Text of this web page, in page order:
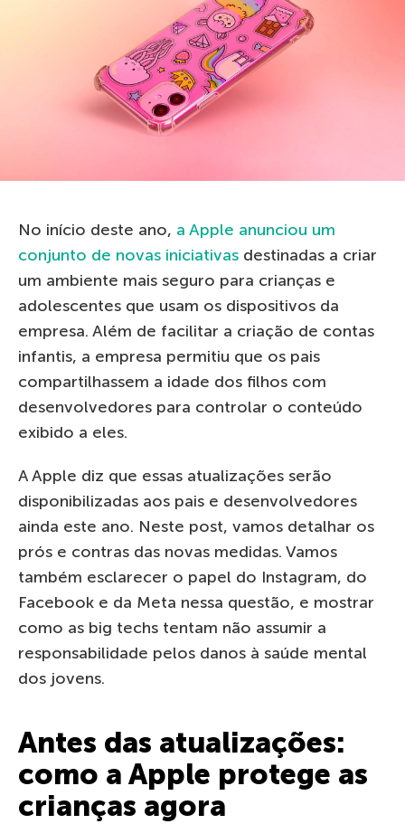
No início deste ano, a Apple anunciou um
conjunto de novas iniciativas destinadas a criar
um ambiente mais seguro para crianças e
adolescentes que usam os dispositivos da
empresa. Além de facilitar a criação de contas
infantis, a empresa permitiu que os pais
compartilhassem a idade dos filhos com
desenvolvedores para controlar o conteúdo
exibido a eles.
A Apple diz que essas atualizações serão
disponibilizadas aos pais e desenvolvedores
ainda este ano. Neste post, vamos detalhar os
prós e contras das novas medidas. Vamos
também esclarecer o papel do Instagram, do
Facebook e da Meta nessa questão, e mostrar
como as big techs tentam não assumir a
responsabilidade pelos danos à saúde mental
dos jovens.
Antes das atualizações:
como a Apple protege as
crianças agora